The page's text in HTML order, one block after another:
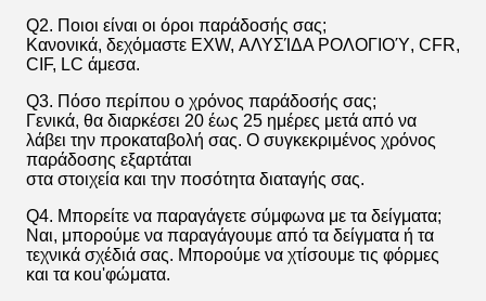
Q2. Ποιοι είναι οι όροι παράδοσής σας;
Κανονικά, δεχόμαστε EXW, ΑΛΥΣΊΔΑ ΡΟΛΟΓΙΟΎ, CFR,
CIF, LC άμεσα.
Q3. Πόσο περίπου ο χρόνος παράδοσής σας;
Γενικά, θα διαρκέσει 20 έως 25 ημέρες μετά από να
λάβει την προκαταβολή σας. Ο συγκεκριμένος χρόνος
παράδοσης εξαρτάται
στα στοιχεία και την ποσότητα διαταγής σας.
Q4. Μπορείτε να παραγάγετε σύμφωνα με τα δείγματα;
Ναι, μπορούμε να παραγάγουμε από τα δείγματα ή τα
τεχνικά σχέδιά σας. Μπορούμε να χτίσουμε τις φόρμες
και τα κοu'φώματα.